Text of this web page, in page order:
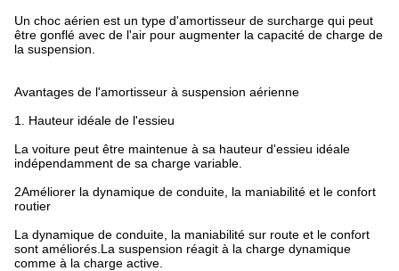
Un choc aérien est un type d'amortisseur de surcharge qui peut
être gonflé avec de l'air pour augmenter la capacité de charge de
la suspension.
Avantages de l'amortisseur à suspension aérienne
1. Hauteur idéale de l'essieu
La voiture peut être maintenue à sa hauteur d'essieu idéale
indépendamment de sa charge variable.
2Améliorer la dynamique de conduite, la maniabilité et le confort
routier
La dynamique de conduite, la maniabilité sur route et le confort
sont améliorés.La suspension réagit à la charge dynamique
comme à la charge active.